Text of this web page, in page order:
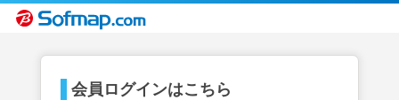
会員ログインはこちら